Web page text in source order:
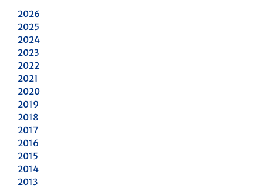
2026
2025
2024
2023
2022
2021
2020
2019
2018
2017
2016
2015
2014
2013